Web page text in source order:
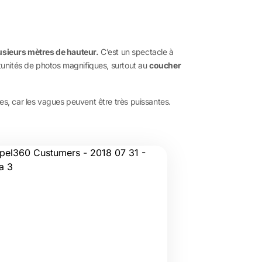
mètres de hauteur. C’est un spectacle à
de photos magnifiques, surtout aucoucher
car les vagues peuvent être très puissantes.